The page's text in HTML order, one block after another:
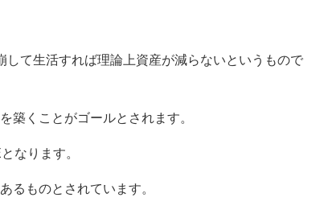
て生活すれば理論上資産が減らないというもので
築くことがゴールとされます。
なります。
るものとされています。